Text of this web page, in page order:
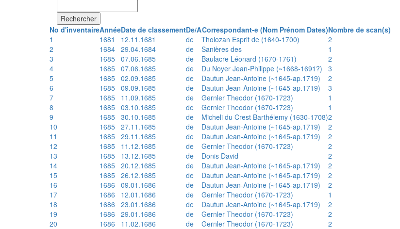
Rechercher
No d'inventaireAnnéeDate de classementDe/ACorrespondant-e (Nom Prénom Dates)Nombre de scan(s)
1
1681 12.11.1681 de Tholozan Esprit de (1640-1700)
2
2
1684 29.04.1684 de Sanières des
1
3
1685 07.06.1685 de Baulacre Léonard (1670-1761)
2
4
1685 07.06.1685 de Du Noyer Jean-Philippe (~1668-1691?)
3
5
1685 02.09.1685 de Dautun Jean-Antoine (~1645-ap.1719)
2
6
1685 09.09.1685 de Dautun Jean-Antoine (~1645-ap.1719)
3
7
1685 11.09.1685 de Gernler Theodor (1670-1723)
1
8
1685 03.10.1685 de Gernler Theodor (1670-1723)
1
9
1685 30.10.1685 de Micheli du Crest Barthélemy (1630-1708)2
10
1685 27.11.1685 de Dautun Jean-Antoine (~1645-ap.1719)
2
11
1685 29.11.1685 de Dautun Jean-Antoine (~1645-ap.1719)
2
12
1685 11.12.1685 de Gernler Theodor (1670-1723)
2
13
1685 13.12.1685 de Donis David
2
14
1685 20.12.1685 de Dautun Jean-Antoine (~1645-ap.1719)
2
15
1685 26.12.1685 de Dautun Jean-Antoine (~1645-ap.1719)
2
16
1686 09.01.1686 de Dautun Jean-Antoine (~1645-ap.1719)
2
17
1686 12.01.1686 de Gernler Theodor (1670-1723)
1
18
1686 23.01.1686 de Dautun Jean-Antoine (~1645-ap.1719)
2
19
1686 29.01.1686 de Gernler Theodor (1670-1723)
2
20
1686 11.02.1686 de Gernler Theodor (1670-1723)
2